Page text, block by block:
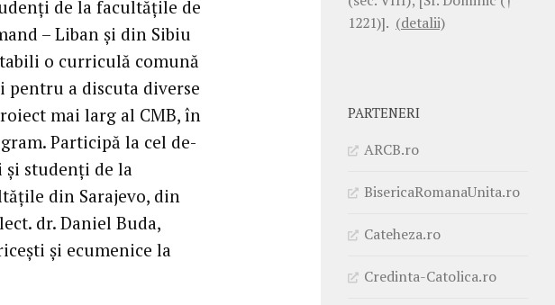
de la facultăţile de
– Liban şi din Sibiu
o curriculă comună
a discuta diverse
mai larg al CMB, în
Participă la cel de-
studenţi de la
din Sarajevo, din
dr. Daniel Buda,
şi ecumenice la
1221)]. (detalii)
PARTENERI
ARCB.ro
BisericaRomanaUnita.ro
Cateheza.ro
Credinta-Catolica.ro